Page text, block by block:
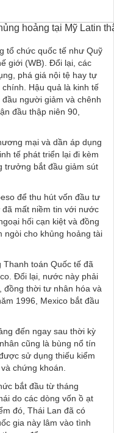
hoảng tại Mỹ Latin
tổ chức quốc tế như Quỹ
giới (WB). Đổi lại, các
phá giá nội tệ hay tự
Hậu quả là kinh tế
người giảm và chênh
đầu thập niên 90,
mại và dần áp dụng
tế phát triển lại đi kèm
trưởng bắt đầu giảm sút
để thu hút vốn đầu tư
mất niềm tin với nước
hối cạn kiệt và đồng
ngòi cho khủng hoảng tài
Thanh toán Quốc tế đã
Đổi lại, nước này phải
đồng thời tư nhân hóa và
1996, Mexico bắt đầu
đến ngay sau thời kỳ
cũng là bùng nổ tín
sử dụng thiếu kiểm
chứng khoán.
bắt đầu từ tháng
do các dòng vốn ồ ạt
đó, Thái Lan đã có
gia này lâm vào tình